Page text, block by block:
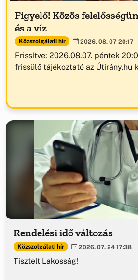
Figyelő! Közös
és a víz
Közszolgálati hír 2026. 08. 07 20:17
Frissítve: 2026.08.07. péntek
frissülő tájékoztató az Útirány.hu
Rendelési idő változás
Közszolgálati hír 2026. 07. 24 17:38
Tisztelt Lakosság!